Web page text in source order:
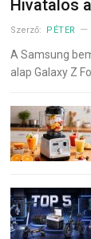
Hivatalos
Szerző: PÉTER
A Samsung
alap Galaxy Z